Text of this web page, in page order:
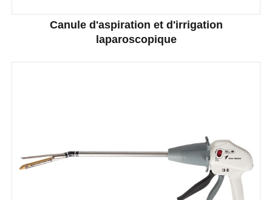
Canule d'aspiration et d'irrigation
laparoscopique